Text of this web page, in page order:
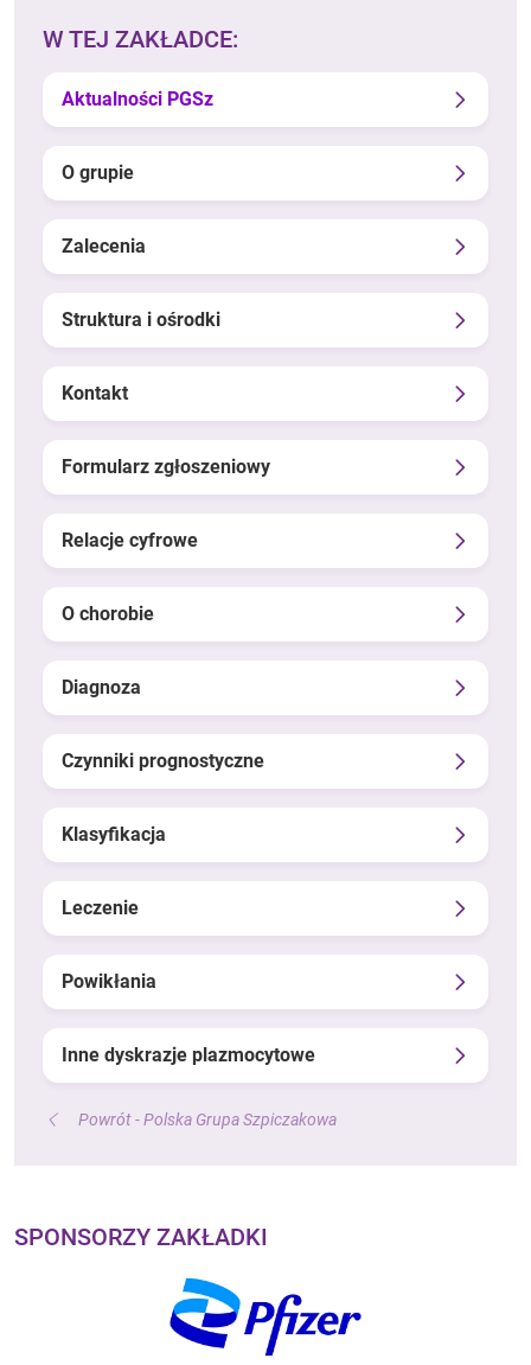
W TEJ ZAKŁADCE:
Aktualności PGSz
O grupie
Zalecenia
Struktura i ośrodki
Kontakt
Formularz zgłoszeniowy
Relacje cyfrowe
O chorobie
Diagnoza
Czynniki prognostyczne
Klasyfikacja
Leczenie
Powikłania
Inne dyskrazje plazmocytowe
Powrót - Polska Grupa Szpiczakowa
SPONSORZY ZAKŁADKI